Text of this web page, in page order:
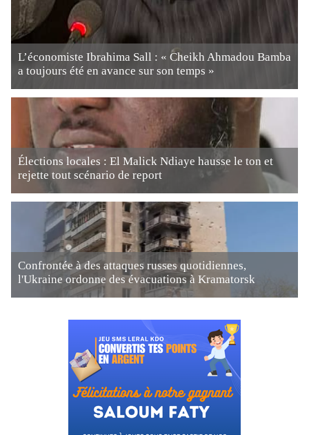
L’économiste Ibrahima Sall : « Cheikh Ahmadou Bamba
a toujours été en avance sur son temps »
Élections locales : El Malick Ndiaye hausse le ton et
rejette tout scénario de report
Confrontée à des attaques russes quotidiennes,
l'Ukraine ordonne des évacuations à Kramatorsk